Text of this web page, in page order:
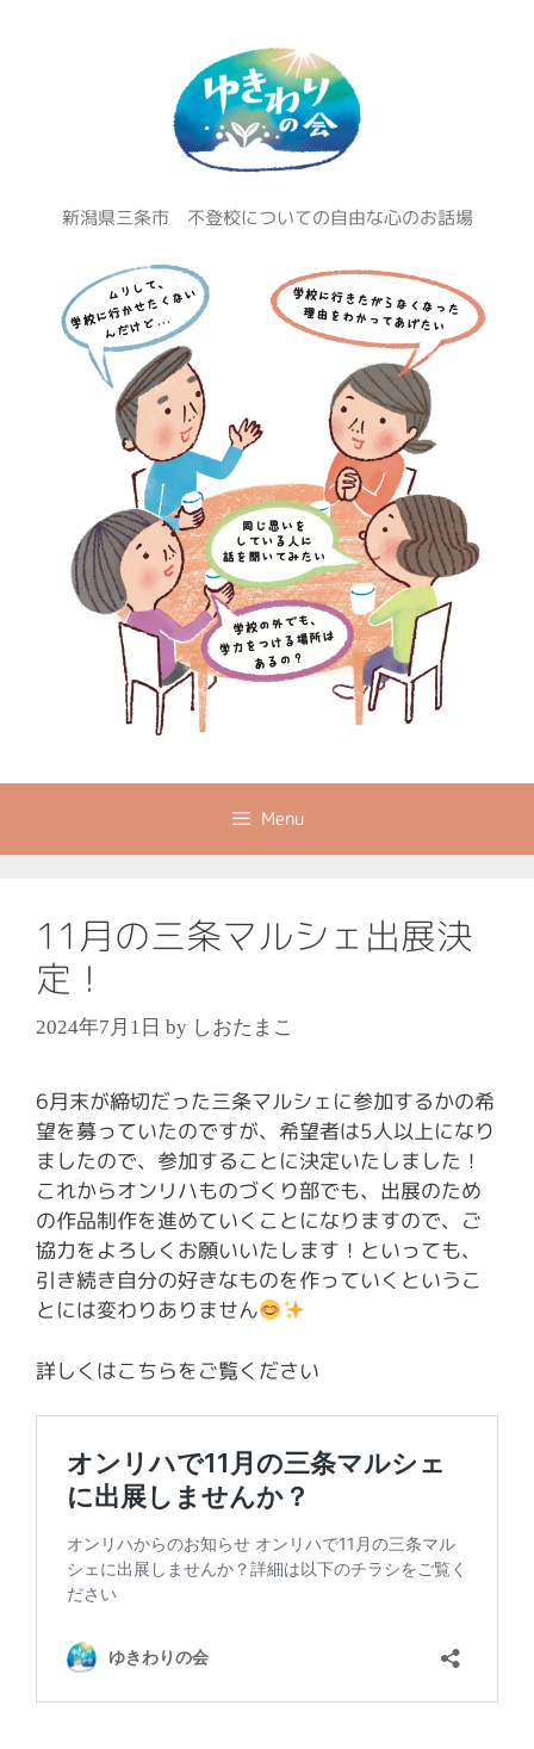
新潟県三条市 不登校についての自由な心のお話場
Menu
11月の三条マルシェ出展決
定！
2024年7月1日 by しおたまこ
6月末が締切だった三条マルシェに参加するかの希
望を募っていたのですが、希望者は5人以上になり
ましたので、参加することに決定いたしました！
これからオンリハものづくり部でも、出展のため
の作品制作を進めていくことになりますので、ご
協力をよろしくお願いいたします！といっても、
引き続き自分の好きなものを作っていくというこ
とには変わりありません
詳しくはこちらをご覧ください